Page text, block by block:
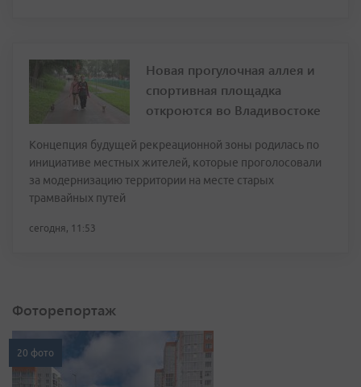
Новая прогулочная аллея и
спортивная площадка
откроются во Владивостоке
Концепция будущей рекреационной зоны родилась по
инициативе местных жителей, которые проголосовали
за модернизацию территории на месте старых
трамвайных путей
сегодня, 11:53
Фоторепортаж
20 фото